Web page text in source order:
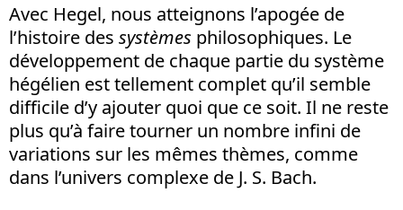
Avec Hegel, nous atteignons l’apogée de
l’histoire des systèmes philosophiques. Le
développement de chaque partie du système
hégélien est tellement complet qu’il semble
difficile d’y ajouter quoi que ce soit. Il ne reste
plus qu’à faire tourner un nombre infini de
variations sur les mêmes thèmes, comme
dans l’univers complexe de J. S. Bach.